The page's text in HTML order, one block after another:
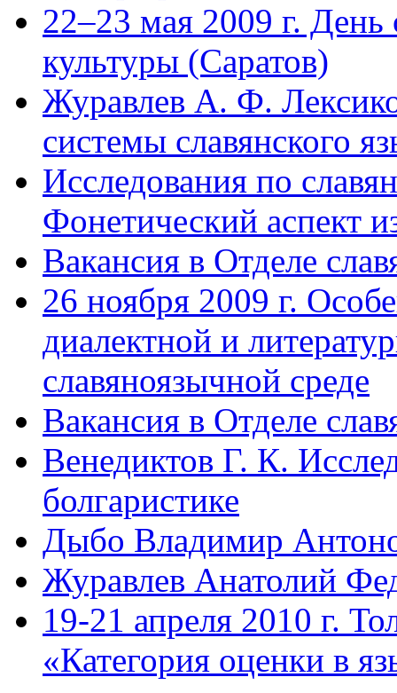
22–23 мая 2009 г. День
культуры (Саратов)
Журавлев А. Ф.
системы славянского
Исследования по
Фонетический аспект
Вакансия в Отделе
26 ноября 2009 г.
диалектной и
славяноязычной среде
Вакансия в Отделе
Венедиктов Г. К.
болгаристике
Дыбо Владимир
Журавлев Анатолий
19-21 апреля 2010 г.
«Категория оценки в